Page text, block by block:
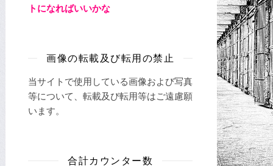
トになればいいかな
画像の転載及び転用の禁止
当サイトで使用している画像および写真
等について、転載及び転用等はご遠慮願
います。
合計カウンター数